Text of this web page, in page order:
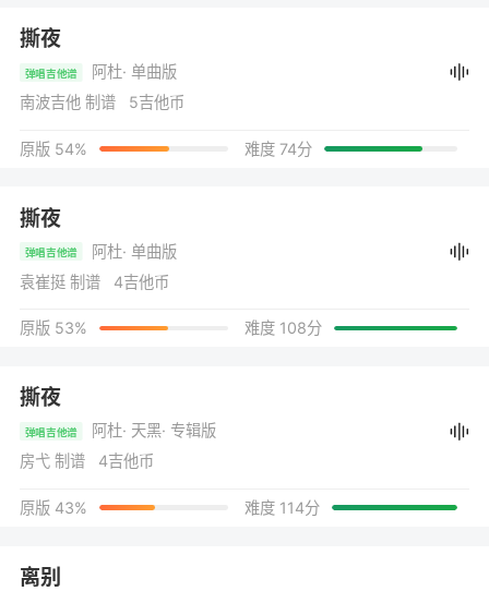
撕夜
弹唱吉他谱 阿杜· 单曲版
南波吉他 制谱 5吉他币
原版 54% 难度 74分
撕夜
弹唱吉他谱 阿杜· 单曲版
袁崔挺 制谱 4吉他币
原版 53% 难度 108分
撕夜
弹唱吉他谱 阿杜· 天黑· 专辑版
房弋 制谱 4吉他币
原版 43% 难度 114分
离别